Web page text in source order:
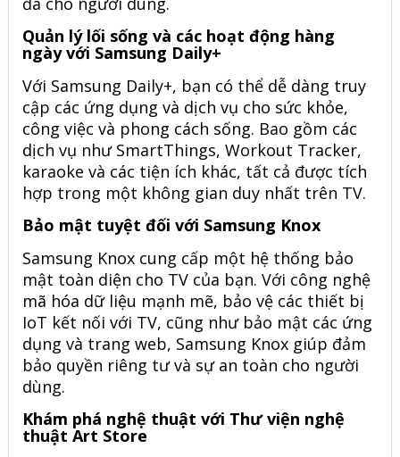
Quản lý lối sống và các hoạt động hàng
ngày với Samsung Daily+
Với Samsung Daily+, bạn có thể dễ dàng truy
cập các ứng dụng và dịch vụ cho sức khỏe,
công việc và phong cách sống. Bao gồm các
dịch vụ như SmartThings, Workout Tracker,
karaoke và các tiện ích khác, tất cả được tích
hợp trong một không gian duy nhất trên TV.
Bảo mật tuyệt đối với Samsung Knox
Samsung Knox cung cấp một hệ thống bảo
mật toàn diện cho TV của bạn. Với công nghệ
mã hóa dữ liệu mạnh mẽ, bảo vệ các thiết bị
IoT kết nối với TV, cũng như bảo mật các ứng
dụng và trang web, Samsung Knox giúp đảm
bảo quyền riêng tư và sự an toàn cho người
dùng.
Khám phá nghệ thuật với Thư viện nghệ
thuật Art Store